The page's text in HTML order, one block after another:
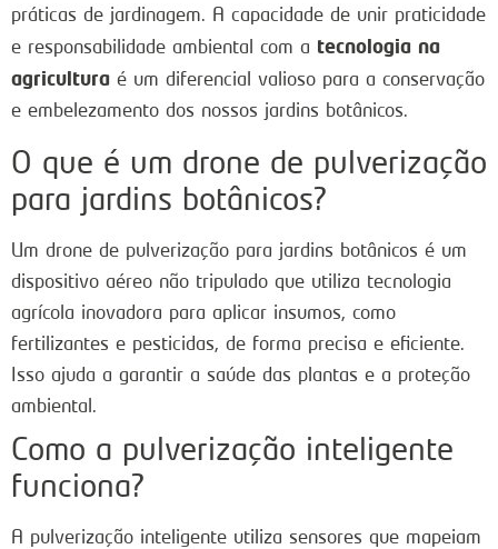
práticas de jardinagem. A capacidade de unir praticidade
e responsabilidade ambiental com a tecnologia na
agricultura é um diferencial valioso para a conservação
e embelezamento dos nossos jardins botânicos.
O que é um drone de pulverização
para jardins botânicos?
Um drone de pulverização para jardins botânicos é um
dispositivo aéreo não tripulado que utiliza tecnologia
agrícola inovadora para aplicar insumos, como
fertilizantes e pesticidas, de forma precisa e eficiente.
Isso ajuda a garantir a saúde das plantas e a proteção
ambiental.
Como a pulverização inteligente
funciona?
A pulverização inteligente utiliza sensores que mapeiam